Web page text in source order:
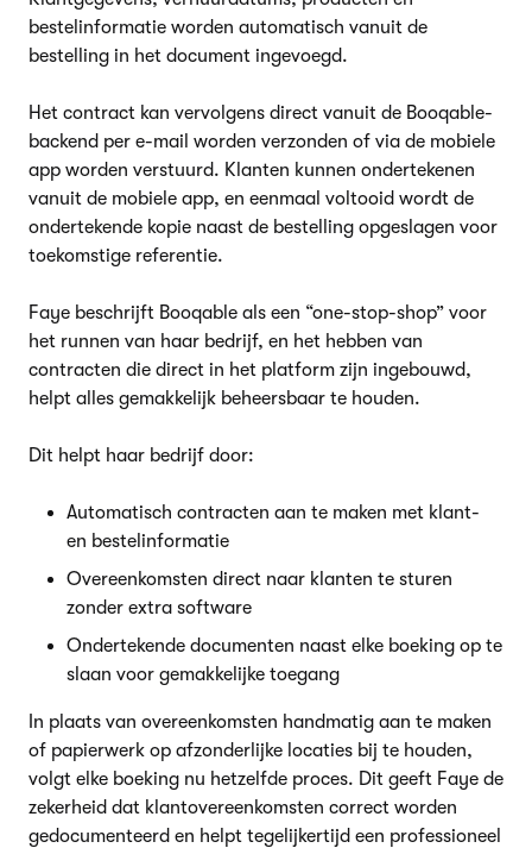
bestelinformatie worden automatisch vanuit de
bestelling in het document ingevoegd.
Het contract kan vervolgens direct vanuit de Booqable-
backend per e-mail worden verzonden of via de mobiele
app worden verstuurd. Klanten kunnen ondertekenen
vanuit de mobiele app, en eenmaal voltooid wordt de
ondertekende kopie naast de bestelling opgeslagen voor
toekomstige referentie.
Faye beschrijft Booqable als een “one-stop-shop” voor
het runnen van haar bedrijf, en het hebben van
contracten die direct in het platform zijn ingebouwd,
helpt alles gemakkelijk beheersbaar te houden.
Dit helpt haar bedrijf door:
Automatisch contracten aan te maken met klant-
en bestelinformatie
Overeenkomsten direct naar klanten te sturen
zonder extra software
Ondertekende documenten naast elke boeking op te
slaan voor gemakkelijke toegang
In plaats van overeenkomsten handmatig aan te maken
of papierwerk op afzonderlijke locaties bij te houden,
volgt elke boeking nu hetzelfde proces. Dit geeft Faye de
zekerheid dat klantovereenkomsten correct worden
gedocumenteerd en helpt tegelijkertijd een professioneel